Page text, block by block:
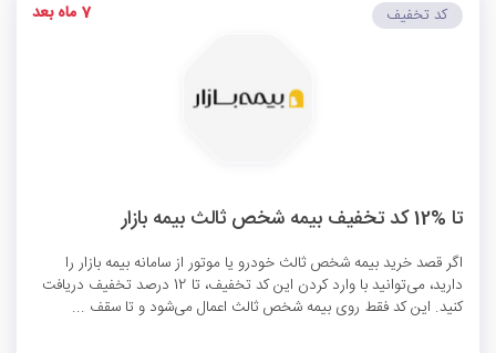
تا %12 کد تخفیف بیمه شخص ثالث بیمه بازار
اگر قصد خرید بیمه شخص ثالث خودرو یا موتور از سامانه بیمه بازار را
دارید، می‌توانید با وارد کردن این کد تخفیف، تا 12 درصد تخفیف دریافت
کنید. این کد فقط روی بیمه شخص ثالث اعمال می‌شود و تا سقف ...
کد تخفیف 7 ماه بعد